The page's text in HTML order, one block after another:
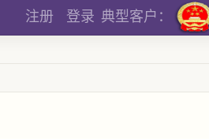
注册 登录 典型客户：